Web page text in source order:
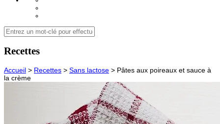
Recettes
Accueil > Recettes > Sans lactose > Pâtes aux poireaux et sauce à
la crème